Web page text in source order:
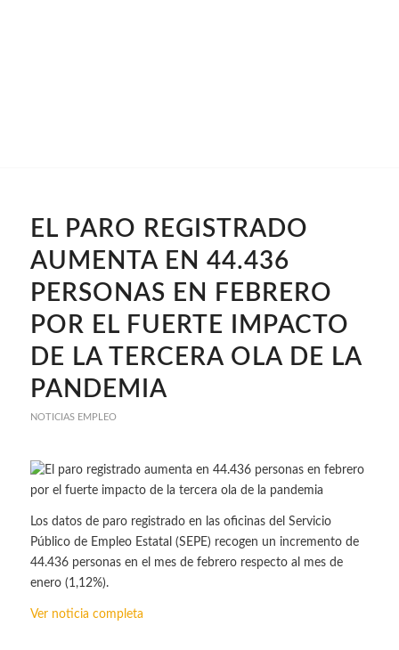
EL PARO REGISTRADO
AUMENTA EN 44.436
PERSONAS EN FEBRERO
POR EL FUERTE IMPACTO
DE LA TERCERA OLA DE LA
PANDEMIA
NOTICIAS EMPLEO
Los datos de paro registrado en las oficinas del Servicio
Público de Empleo Estatal (SEPE) recogen un incremento de
44.436 personas en el mes de febrero respecto al mes de
enero (1,12%).
Ver noticia completa